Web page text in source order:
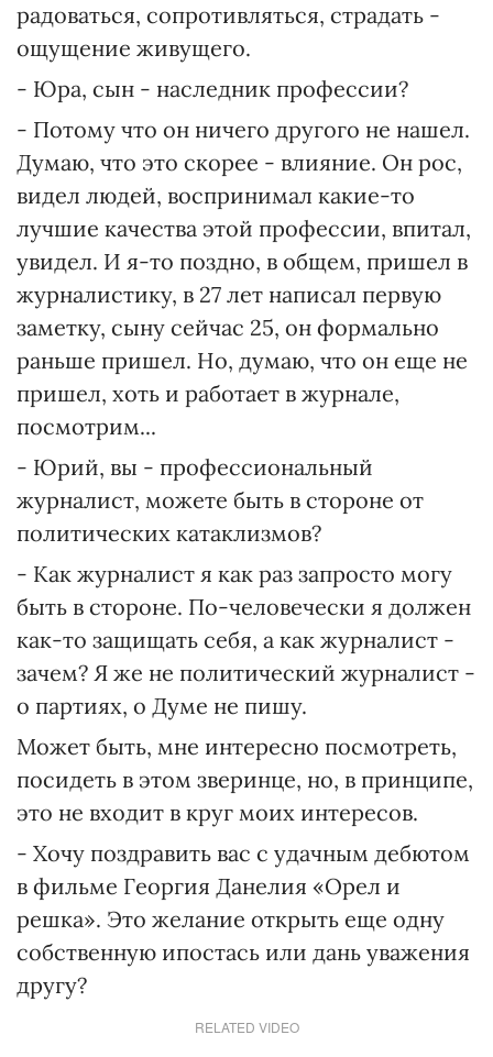
радоваться, сопротивляться, страдать -
ощущение живущего.
- Юра, сын - наследник профессии?
- Потому что он ничего другого не нашел.
Думаю, что это скорее - влияние. Он рос,
видел людей, воспринимал какие-то
лучшие качества этой профессии, впитал,
увидел. И я-то поздно, в общем, пришел в
журналистику, в 27 лет написал первую
заметку, сыну сейчас 25, он формально
раньше пришел. Но, думаю, что он еще не
пришел, хоть и работает в журнале,
посмотрим...
- Юрий, вы - профессиональный
журналист, можете быть в стороне от
политических катаклизмов?
- Как журналист я как раз запросто могу
быть в стороне. По-человечески я должен
как-то защищать себя, а как журналист -
зачем? Я же не политический журналист -
о партиях, о Думе не пишу.
Может быть, мне интересно посмотреть,
посидеть в этом зверинце, но, в принципе,
это не входит в круг моих интересов.
- Хочу поздравить вас с удачным дебютом
в фильме Георгия Данелия «Орел и
решка». Это желание открыть еще одну
собственную ипостась или дань уважения
другу?
RELATED VIDEO